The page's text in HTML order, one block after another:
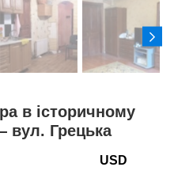
в історичному
вул. Грецька